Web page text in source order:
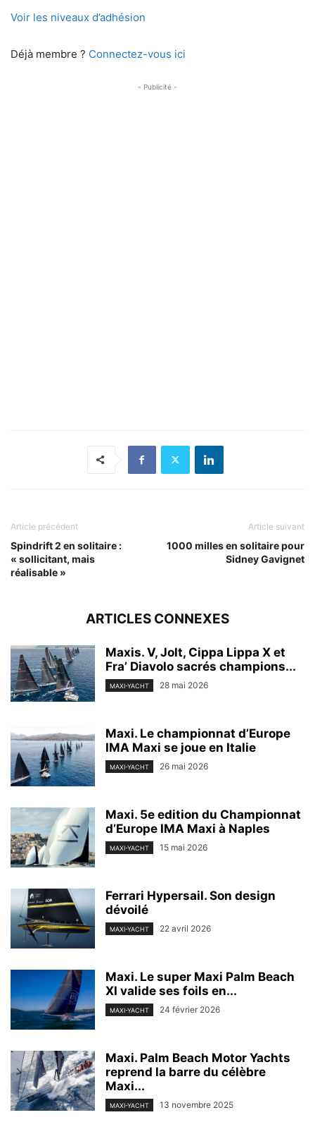
Voir les niveaux d’adhésion
Déjà membre ? Connectez-vous ici
- Publicité -
Article précédent
Spindrift 2 en solitaire :
« sollicitant, mais
réalisable »
Article suivant
1000 milles en solitaire pour
Sidney Gavignet
ARTICLES CONNEXES
Maxis. V, Jolt, Cippa Lippa X et
Fra’ Diavolo sacrés champions...
MAXI-YACHT 28 mai 2026
Maxi. Le championnat d’Europe
IMA Maxi se joue en Italie
MAXI-YACHT 26 mai 2026
Maxi. 5e edition du Championnat
d’Europe IMA Maxi à Naples
MAXI-YACHT 15 mai 2026
Ferrari Hypersail. Son design
dévoilé
MAXI-YACHT 22 avril 2026
Maxi. Le super Maxi Palm Beach
XI valide ses foils en...
MAXI-YACHT 24 février 2026
Maxi. Palm Beach Motor Yachts
reprend la barre du célèbre
Maxi...
MAXI-YACHT 13 novembre 2025